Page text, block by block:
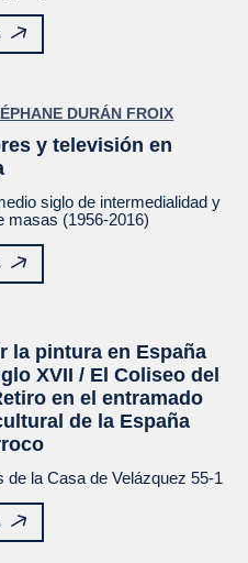
DURÁN FROIX
y televisión en
siglo de intermedialidad y
masas (1956-2016)
la pintura en España
XVII / El Coliseo del
en el entramado
de la España
de la Casa de Velázquez 55-1